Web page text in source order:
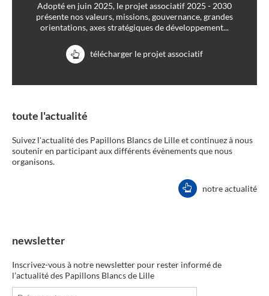
Adopté en juin 2025, le projet associatif 2025 - 2030
présente nos valeurs, missions, gouvernance, grandes
orientations, axes stratégiques de développement...
télécharger le projet associatif
toute l'actualité
Suivez l'actualité des Papillons Blancs de Lille et continuez à nous
soutenir en participant aux différents évènements que nous
organisons.
notre actualité
newsletter
Inscrivez-vous à notre newsletter pour rester informé de
l’actualité des Papillons Blancs de Lille